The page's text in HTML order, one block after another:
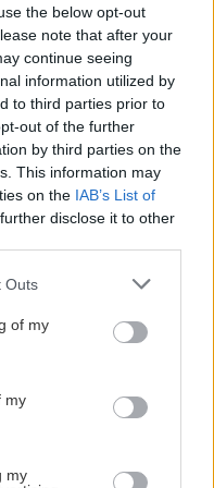
the below opt-out
note that after your
continue seeing
information utilized by
to third parties prior to
out of the further
by third parties on the
This information may
on the IAB’s List of
disclose it to other
Outs
of my
my
my
22:32
και διένυσε
καυσίμου!
22:21
πρέπει να
διακίνησης
στη Μεσόγειο –
ενδοκρινολόγοι
τυχαία στη ζωή